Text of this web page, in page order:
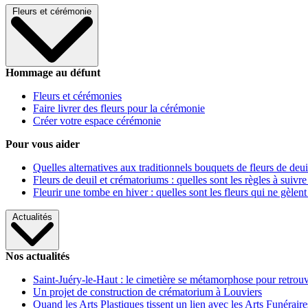
Fleurs et cérémonie
Hommage au défunt
Fleurs et cérémonies
Faire livrer des fleurs pour la cérémonie
Créer votre espace cérémonie
Pour vous aider
Quelles alternatives aux traditionnels bouquets de fleurs de
Fleurs de deuil et crématoriums : quelles sont les règles à
Fleurir une tombe en hiver : quelles sont les fleurs qui ne gèlent
Actualités
Nos actualités
Saint-Juéry-le-Haut : le cimetière se métamorphose pour
Un projet de construction de crématorium à Louviers
Quand les Arts Plastiques tissent un lien avec les Arts